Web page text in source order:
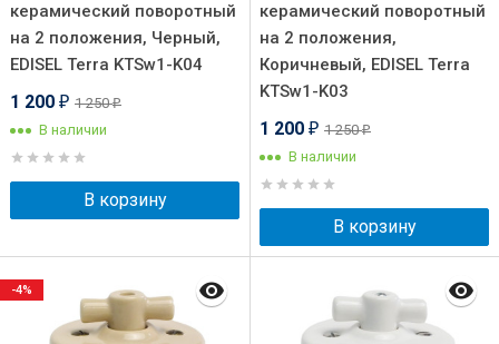
керамический поворотный
на 2 положения, Черный,
EDISEL Terra KTSw1-K04
1 200 ₽ 1 250₽
В наличии
В корзину
керамический поворотный
на 2 положения,
Коричневый, EDISEL Terra
KTSw1-K03
1 200 ₽ 1 250₽
В наличии
В корзину
-4%